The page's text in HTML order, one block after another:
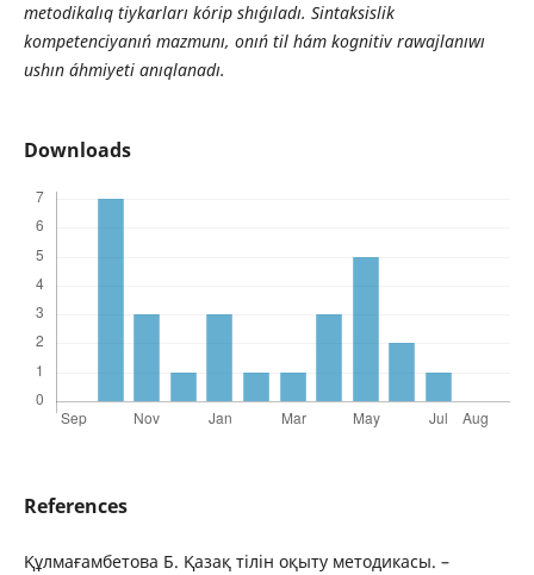
metodikalıq tiykarları kórip shıǵıladı. Sintaksislik
kompetenciyanıńmazmunı, onıńtil hám kognitiv rawajlanıwı
ushın áhmiyeti anıqlanadı.
Downloads
References
Құлмағамбетова Б. Қазақ тілін оқыту методикасы. –